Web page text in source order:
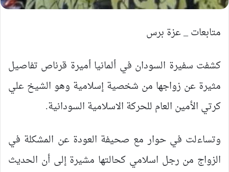
متابعات _ عزة برس
كشفت سفيرة السودان في ألمانيا أميرة قرناص تفاصيل
مثيرة عن زواجها من شخصية إسلامية وهو الشيخ علي
كرتي الأمين العام للحركة الاسلامية السودانية.
وتساءلت في حوار مع صحيفة العودة عن المشكلة في
الزواج من رجل اسلامي كحالتها مشيرة إلى أن الحديث